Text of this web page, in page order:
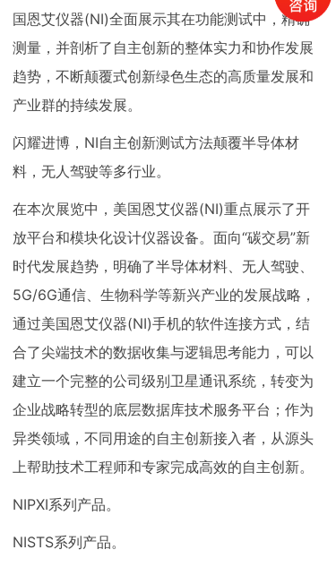
国恩艾仪器(NI)全面展示其在功能测试中，精确
测量，并剖析了自主创新的整体实力和协作发展
趋势，不断颠覆式创新绿色生态的高质量发展和
产业群的持续发展。
闪耀进博，NI自主创新测试方法颠覆半导体材
料，无人驾驶等多行业。
在本次展览中，美国恩艾仪器(NI)重点展示了开
放平台和模块化设计仪器设备。面向“碳交易”新
时代发展趋势，明确了半导体材料、无人驾驶、
5G/6G通信、生物科学等新兴产业的发展战略，
通过美国恩艾仪器(NI)手机的软件连接方式，结
合了尖端技术的数据收集与逻辑思考能力，可以
建立一个完整的公司级别卫星通讯系统，转变为
企业战略转型的底层数据库技术服务平台；作为
异类领域，不同用途的自主创新接入者，从源头
上帮助技术工程师和专家完成高效的自主创新。
NIPXI系列产品。
NISTS系列产品。